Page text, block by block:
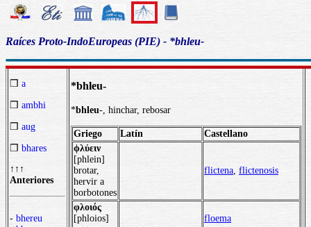
Raíces Proto-IndoEuropeas (PIE) - *bhleu-
❒ a
❒ ambhi
❒ aug
❒ bhares
↑↑↑
Anteriores
- bhereu
*bhleu-
*bhleu-, hinchar, rebosar
Griego Latín
Castellano
ϕλύειν
[phlein]
brotar,
hervir a
borbotones
flictena flictenosis
φλοιός
[phloios]
floema